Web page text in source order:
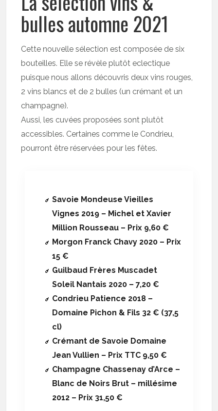
bulles automne 2021
Cette nouvelle sélection est composée de six
bouteilles. Elle se révèle plutôt eclectique
puisque nous allons découvris deux vins rouges,
2 vins blancs et de 2 bulles (un crémant et un
champagne).
Aussi, les cuvées proposées sont plutôt
accessibles. Certaines comme le Condrieu,
pourront être réservées pour les fêtes.
Savoie Mondeuse Vieilles
Vignes 2019 – Michel et Xavier
Million Rousseau – Prix 9,60 €
Morgon Franck Chavy 2020 – Prix
15 €
Guilbaud Frères Muscadet
Soleil Nantais 2020 – 7,20 €
Condrieu Patience 2018 –
Domaine Pichon & Fils 32 € (37,5
cl)
Crémant de Savoie Domaine
Jean Vullien – Prix TTC 9,50 €
Champagne Chassenay d’Arce –
Blanc de Noirs Brut – millésime
2012 – Prix 31,50 €